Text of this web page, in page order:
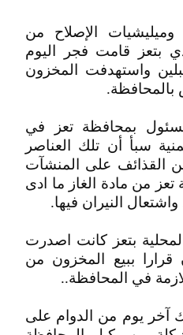
الإصلاح من
بتعز قامت فجر اليوم
واستهدفت المخزون
بالمحافظة.
بمحافظة تعز في
سبأ أن تلك العناصر
القذائف على المنشآت
من مادة الغاز ما ادى
النيران فيها.
بتعز كانت اصدرت
ببيع المخزون من
في المحافظة..
آخر يوم من الدوام على